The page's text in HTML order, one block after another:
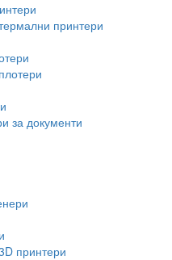
принтери
за документи
принтери